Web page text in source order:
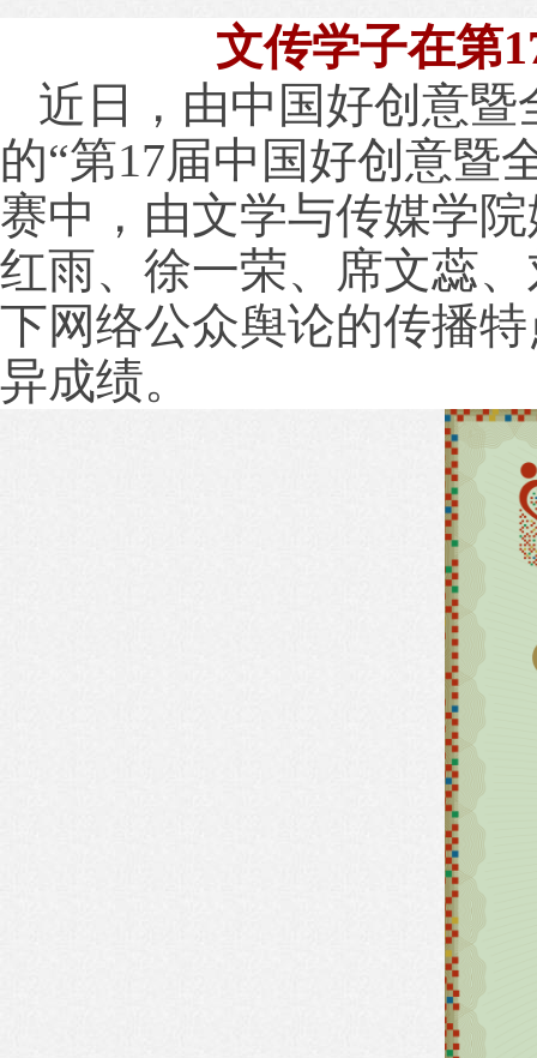
文传学子在第
近日，由中国好创意
的“第17届中国好创意暨
赛中，由文学与传媒学
红雨、徐一荣、席文蕊
下网络公众舆论的传播
异成绩。